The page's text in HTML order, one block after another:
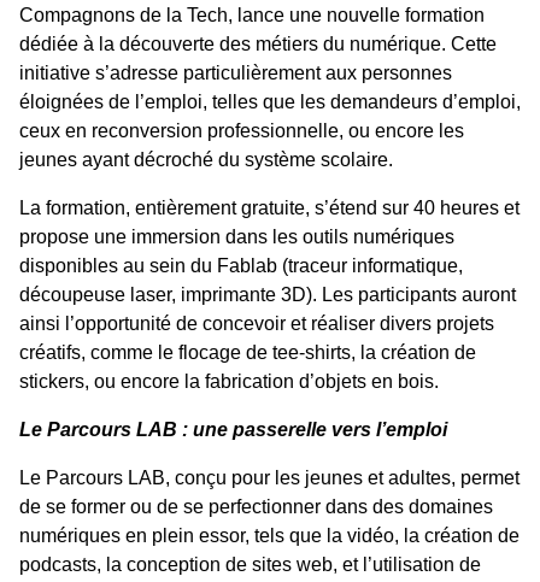
Compagnons de la Tech, lance une nouvelle formation
dédiée à la découverte des métiers du numérique. Cette
initiative s’adresse particulièrement aux personnes
éloignées de l’emploi, telles que les demandeurs d’emploi,
ceux en reconversion professionnelle, ou encore les
jeunes ayant décroché du système scolaire.
La formation, entièrement gratuite, s’étend sur 40 heures et
propose une immersion dans les outils numériques
disponibles au sein du Fablab (traceur informatique,
découpeuse laser, imprimante 3D). Les participants auront
ainsi l’opportunité de concevoir et réaliser divers projets
créatifs, comme le flocage de tee-shirts, la création de
stickers, ou encore la fabrication d’objets en bois.
Le Parcours LAB : une passerelle vers l’emploi
Le Parcours LAB, conçu pour les jeunes et adultes, permet
de se former ou de se perfectionner dans des domaines
numériques en plein essor, tels que la vidéo, la création de
podcasts, la conception de sites web, et l’utilisation de